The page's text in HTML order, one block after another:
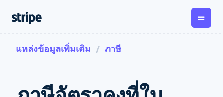
การชำระเงิน
การชำระเงิน
ออนไลน์
รายรับ
แบบแผนล่วง
ตามขั้น
เอกสารประกอบ
ข้อมูลอ้างอิงเกี่ยวกับ API
ไลบรารีและ SDK
เรียนรู้
คู่มือ
แหล่งข้อมูลเพิ่มเติม ภาษี